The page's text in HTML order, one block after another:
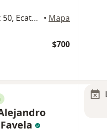
Avenida Carlos Hank González 50, Ecatepec de Morelos • Mapa
$700